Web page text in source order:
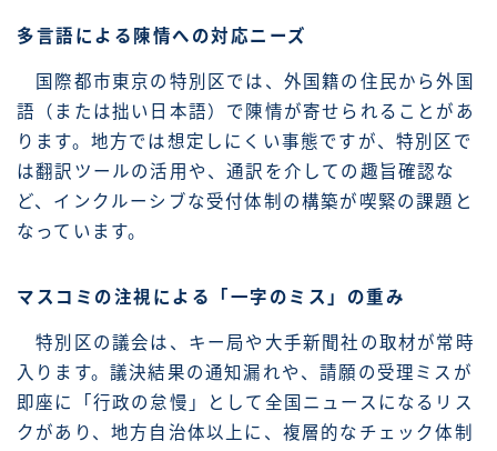
多言語による陳情への対応ニーズ
国際都市東京の特別区では、外国籍の住民から外国
語（または拙い日本語）で陳情が寄せられることがあ
ります。地方では想定しにくい事態ですが、特別区で
は翻訳ツールの活用や、通訳を介しての趣旨確認な
ど、インクルーシブな受付体制の構築が喫緊の課題と
なっています。
マスコミの注視による「一字のミス」の重み
特別区の議会は、キー局や大手新聞社の取材が常時
入ります。議決結果の通知漏れや、請願の受理ミスが
即座に「行政の怠慢」として全国ニュースになるリス
クがあり、地方自治体以上に、複層的なチェック体制